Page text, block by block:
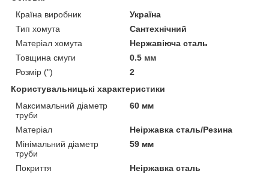
Країна виробник
Україна
Тип хомута
Сантехнічний
Матеріал хомута
Нержавіюча сталь
Товщина смуги
0.5 мм
Розмір (")
2
Користувальницькі характеристики
Максимальний діаметр
труби
60 мм
Матеріал
Неіржавка сталь/Резина
Мінімальний діаметр
труби
59 мм
Покриття Неіржавка сталь